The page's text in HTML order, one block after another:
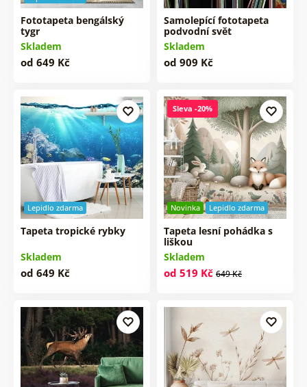
Fototapeta bengálský
tygr
Skladem
od 649 Kč
Samolepící fototapeta
podvodní svět
Skladem
od 909 Kč
Lepidlo zdarma
Tapeta tropické rybky
Skladem
od 649 Kč
Novinka Lepidlo zdarma
Sleva -20%
Tapeta lesní pohádka s
liškou
Skladem
od 519 Kč 649 Kč